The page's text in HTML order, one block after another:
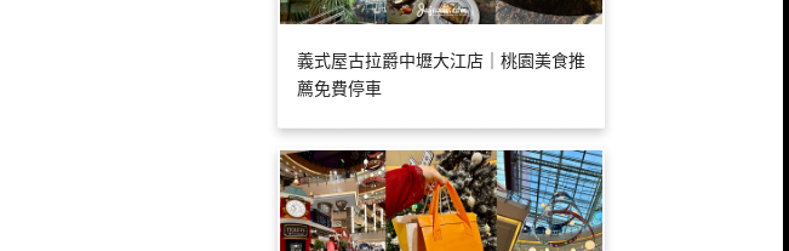
義式屋古拉爵中壢大江店｜桃園美食推
薦免費停車